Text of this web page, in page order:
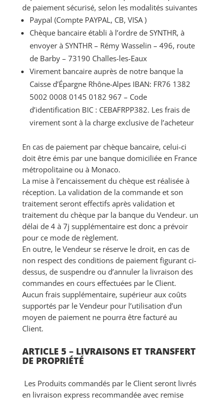
de paiement sécurisé, selon les modalités suivantes
Paypal (Compte PAYPAL, CB, VISA )
Chèque bancaire établi à l’ordre de SYNTHR, à
envoyer à SYNTHR – Rémy Wasselin – 496, route
de Barby – 73190 Challes-les-Eaux
Virement bancaire auprès de notre banque la
Caisse d’Épargne Rhône-Alpes IBAN: FR76 1382
5002 0008 0145 0182 967 – Code
d’identification BIC : CEBAFRPP382. Les frais de
virement sont à la charge exclusive de l’acheteur
En cas de paiement par chèque bancaire, celui-ci
doit être émis par une banque domiciliée en France
métropolitaine ou à Monaco.
La mise à l’encaissement du chèque est réalisée à
réception. La validation de la commande et son
traitement seront effectifs après validation et
traitement du chèque par la banque du Vendeur. un
délai de 4 à 7j supplémentaire est donc a prévoir
pour ce mode de règlement.
En outre, le Vendeur se réserve le droit, en cas de
non respect des conditions de paiement figurant ci-
dessus, de suspendre ou d’annuler la livraison des
commandes en cours effectuées par le Client.
Aucun frais supplémentaire, supérieur aux coûts
supportés par le Vendeur pour l’utilisation d’un
moyen de paiement ne pourra être facturé au
Client.
ARTICLE 5 – LIVRAISONS ET TRANSFERT
DE PROPRIÉTÉ
Les Produits commandés par le Client seront livrés
en livraison express recommandée avec remise